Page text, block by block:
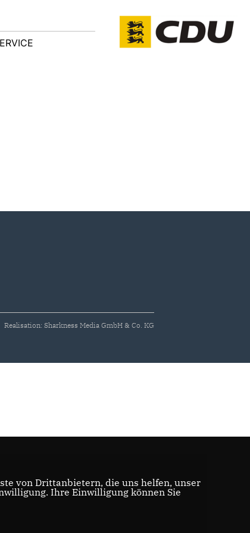
Realisation: Sharkness Media GmbH & Co. KG
von Drittanbietern, die uns helfen, unser
Ihre Einwilligung können Sie